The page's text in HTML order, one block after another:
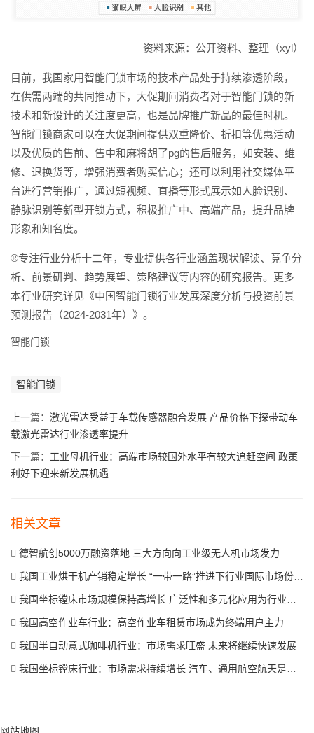
资料来源：公开资料、整理（xyl）
目前，我国家用智能门锁市场的技术产品处于持续渗透阶段，
在供需两端的共同推动下，大促期间消费者对于智能门锁的新
技术和新设计的关注度更高，也是品牌推广新品的最佳时机。
智能门锁商家可以在大促期间提供双重降价、折扣等优惠活动
以及优质的售前、售中和麻将胡了pg的售后服务，如安装、维
修、退换货等，增强消费者购买信心；还可以利用社交媒体平
台进行营销推广，通过短视频、直播等形式展示如人脸识别、
静脉识别等新型开锁方式，积极推广中、高端产品，提升品牌
形象和知名度。
®专注行业分析十二年，专业提供各行业涵盖现状解读、竞争分
析、前景研判、趋势展望、策略建议等内容的研究报告。更多
本行业研究详见《中国智能门锁行业发展深度分析与投资前景
预测报告（2024-2031年）》。
智能门锁
智能门锁
上一篇： 激光雷达受益于车载传感器融合发展 产品价格下探带动车
载激光雷达行业渗透率提升
下一篇： 工业母机行业：高端市场较国外水平有较大追赶空间 政策
利好下迎来新发展机遇
相关文章
德智航创5000万融资落地 三大方向向工业级无人机市场发力
我国工业烘干机产销稳定增长 “一带一路”推进下行业国际市场份额有望提升
我国坐标镗床市场规模保持高增长 广泛性和多元化应用为行业发展提供更多机遇
我国高空作业车行业：高空作业车租赁市场成为终端用户主力
我国半自动意式咖啡机行业：市场需求旺盛 未来将继续快速发展
我国坐标镗床行业：市场需求持续增长 汽车、通用航空航天是主要应用领域